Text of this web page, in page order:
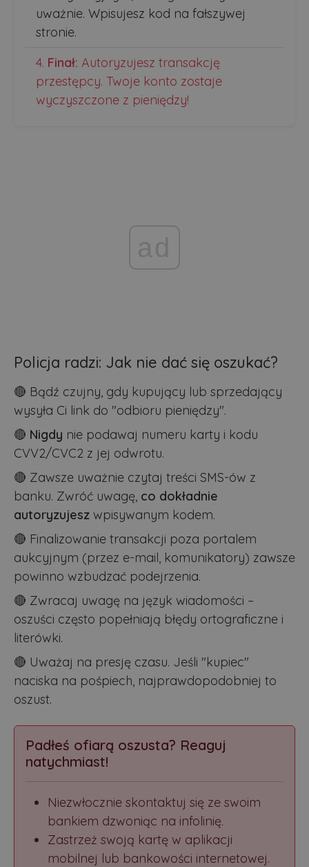
uważnie. Wpisujesz kod na fałszywej
stronie.
Finał: Autoryzujesz transakcję
przestępcy. Twoje konto zostaje
wyczyszczone z pieniędzy!
Policja radzi: Jak nie dać się oszukać?
🔴 Bądź czujny, gdy kupujący lub sprzedający
wysyła Ci link do "odbioru pieniędzy".
🔴 Nigdy nie podawaj numeru karty i kodu
CVV2/CVC2 z jej odwrotu.
🔴 Zawsze uważnie czytaj treści SMS-ów z
banku. Zwróć uwagę, co dokładnie
autoryzujesz wpisywanym kodem.
🔴 Finalizowanie transakcji poza portalem
aukcyjnym (przez e-mail, komunikatory) zawsze
powinno wzbudzać podejrzenia.
🔴 Zwracaj uwagę na język wiadomości –
oszuści często popełniają błędy ortograficzne i
literówki.
🔴 Uważaj na presję czasu. Jeśli "kupiec"
naciska na pośpiech, najprawdopodobniej to
oszust.
Padłeś ofiarą oszusta? Reaguj
natychmiast!
Niezwłocznie skontaktuj się ze swoim
bankiem dzwoniąc na infolinię.
Zastrzeż swoją kartę w aplikacji
mobilnej lub bankowości internetowej.